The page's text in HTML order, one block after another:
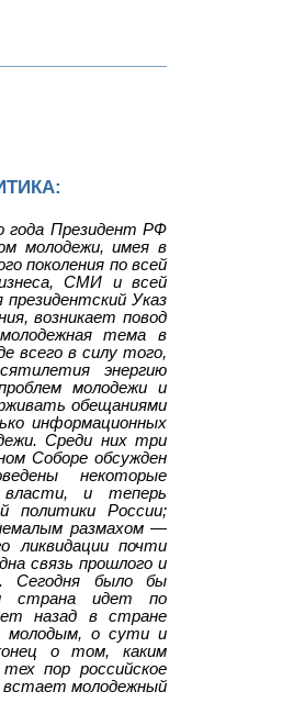
года Президент РФ
молодежи, имея в
поколения по всей
СМИ и всей
Указ
возникает повод
тема в
всего в силу того,
энергию
молодежи и
обещаниями
информационных
Среди них три
Соборе обсужден
некоторые
власти, и теперь
политики России;
размахом —
почти
связь прошлого и
Сегодня было бы
страна идет по
назад в стране
молодым, о сути и
о том, каким
пор российское
встает молодежный